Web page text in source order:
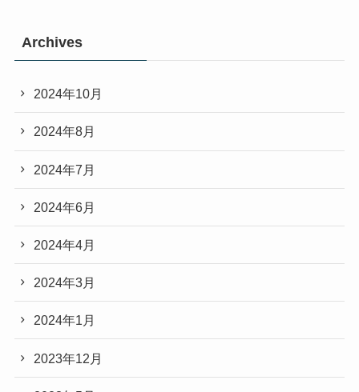
Archives
2024年10月
2024年8月
2024年7月
2024年6月
2024年4月
2024年3月
2024年1月
2023年12月